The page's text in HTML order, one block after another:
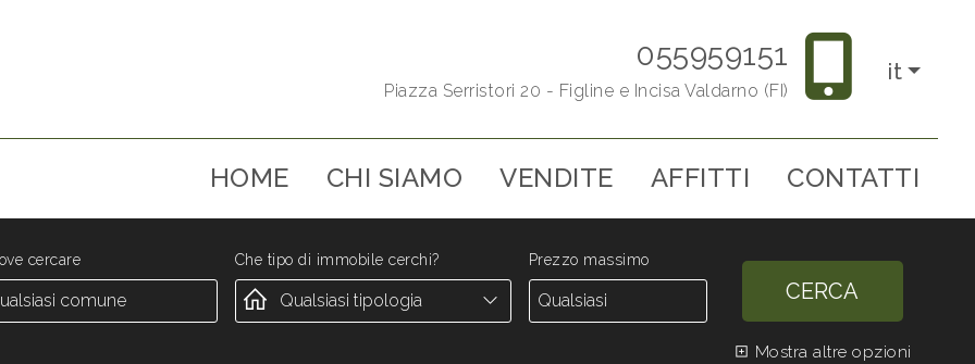
055959151
Piazza Serristori 20 - Figline e Incisa Valdarno (FI)
it
HOME CHI SIAMO VENDITE AFFITTI CONTATTI
cercare Che tipo di immobile cerchi? Prezzo massimo
CERCA
Mostra altre opzioni